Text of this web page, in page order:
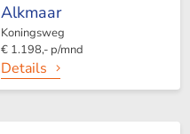
Alkmaar
Koningsweg
€ 1.198,- p/mnd
Details